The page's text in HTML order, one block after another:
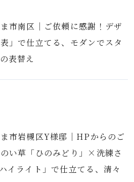
市南区｜ご依頼に感謝！デザ
」で仕立てる、モダンでスタ
表替え
市岩槻区Y様邸｜HPからのご
い草「ひのみどり」×洗練さ
イライト」で仕立てる、清々